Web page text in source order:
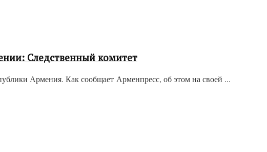
Следственный комитет
Армения. Как сообщает Арменпресс, об этом на своей ...